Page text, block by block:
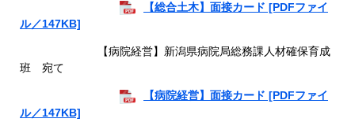
【総合土木】面接カード [PDFファイ
ル／147KB]
【病院経営】新潟県病院局総務課人材確保育成
班 宛て
【病院経営】面接カード [PDFファイ
ル／147KB]